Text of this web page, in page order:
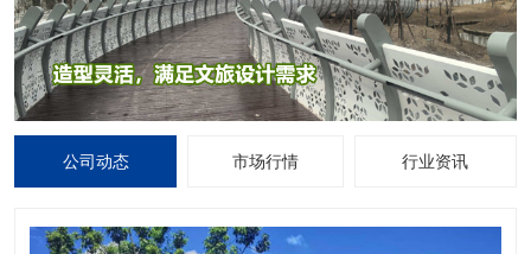
公司动态 市场行情 行业资讯